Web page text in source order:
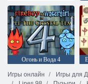
Огонь и Вода 4
Игры онлайн
Игры для